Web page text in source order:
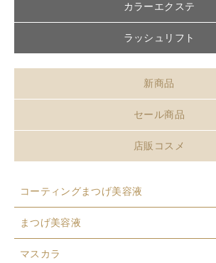
カラーエクステ
ラッシュリフト
新商品
セール商品
店販コスメ
コーティングまつげ美容液
まつげ美容液
マスカラ